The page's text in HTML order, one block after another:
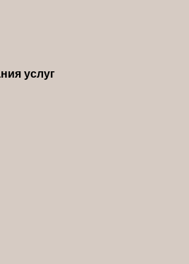
услуг